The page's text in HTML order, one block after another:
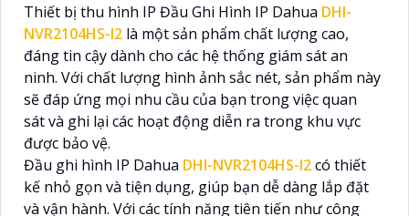
Thiết bị thu hình IP Đầu Ghi Hình IP Dahua DHI-
NVR2104HS-I2 là một sản phẩm chất lượng cao,
đáng tin cậy dành cho các hệ thống giám sát an
ninh. Với chất lượng hình ảnh sắc nét, sản phẩm này
sẽ đáp ứng mọi nhu cầu của bạn trong việc quan
sát và ghi lại các hoạt động diễn ra trong khu vực
được bảo vệ.
Đầu ghi hình IP Dahua DHI-NVR2104HS-I2có thiết
kế nhỏ gọn và tiện dụng, giúp bạn dễ dàng lắp đặt
và vận hành. Với các tính năng tiên tiến như công